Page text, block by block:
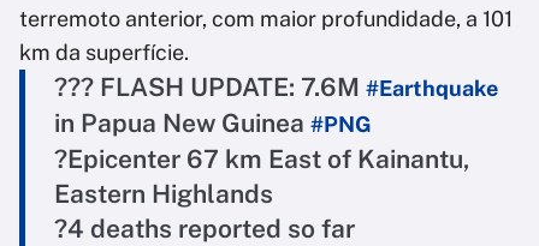
terremoto anterior, com maior profundidade, a 101
km da superfície.
??? FLASH UPDATE: 7.6M #Earthquake
in Papua New Guinea #PNG
?Epicenter 67 km East of Kainantu,
Eastern Highlands
?4 deaths reported so far